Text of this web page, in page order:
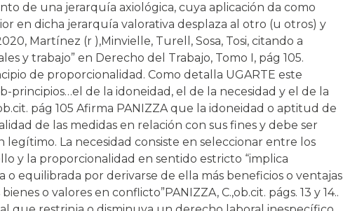
de una jerarquía axiológica, cuya aplicación da como
en dicha jerarquía valorativa desplaza al otro (u otros) y
Martínez (r ),Minvielle, Turell, Sosa, Tosi, citando a
y trabajo” en Derecho del Trabajo, Tomo I, pág 105.
de proporcionalidad. Como detalla UGARTE este
principios…el de la idoneidad, el de la necesidad y el de la
pág 105 Afirma PANIZZA que la idoneidad o aptitud de
de las medidas en relación con sus fines y debe ser
La necesidad consiste en seleccionar entre los
y la proporcionalidad en sentido estricto “implica
o equilibrada por derivarse de ella más beneficios o ventajas
o valores en conflicto”PANIZZA, C.,ob.cit. págs. 13 y 14..